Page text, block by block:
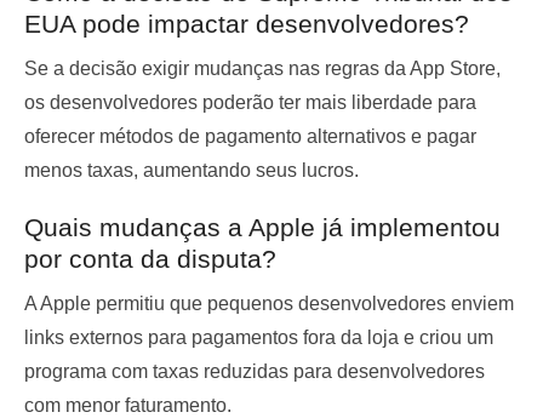
EUA pode impactar desenvolvedores?
Se a decisão exigir mudanças nas regras da App Store,
os desenvolvedores poderão ter mais liberdade para
oferecer métodos de pagamento alternativos e pagar
menos taxas, aumentando seus lucros.
Quais mudanças a Apple já implementou
por conta da disputa?
A Apple permitiu que pequenos desenvolvedores enviem
links externos para pagamentos fora da loja e criou um
programa com taxas reduzidas para desenvolvedores
com menor faturamento.